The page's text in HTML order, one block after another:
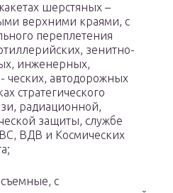
шерстяных –
верхними краями, с
переплетения
зенитно-
инженерных,
ческих, автодорожных
стратегического
радиационной,
защиты, службе
ВДВ и Космических
с